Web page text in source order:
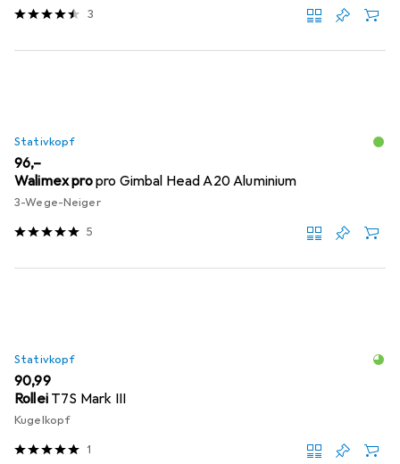
3
Stativkopf
EUR
96,–
Walimex propro Gimbal Head A20 Aluminium
3-Wege-Neiger
5
Stativkopf
EUR
90,99
Rollei T7S Mark III
Kugelkopf
1